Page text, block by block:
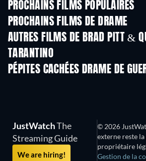
PROCHAINS FILMS POPULAIRES
PROCHAINS FILMS DE DRAME
AUTRES FILMS DE BRAD PITT &
TARANTINO
PÉPITES CACHÉES DRAME DE
JustWatchThe
Streaming Guide
We are hiring!
© 2026
externe reste
propriétaire
Gestion de la